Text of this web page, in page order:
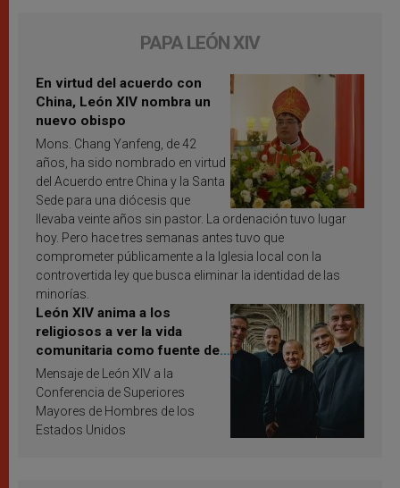
PAPA LEÓN XIV
En virtud del acuerdo con
China, León XIV nombra un
nuevo obispo
Mons. Chang Yanfeng, de 42
años, ha sido nombrado en virtud
del Acuerdo entre China y la Santa
Sede para una diócesis que
llevaba veinte años sin pastor. La ordenación tuvo lugar
hoy. Pero hace tres semanas antes tuvo que
comprometer públicamente a la Iglesia local con la
controvertida ley que busca eliminar la identidad de las
minorías.
León XIV anima a los
religiosos a ver la vida
comunitaria como fuente de
inspiración y santificación
Mensaje de León XIV a la
Conferencia de Superiores
Mayores de Hombres de los
Estados Unidos